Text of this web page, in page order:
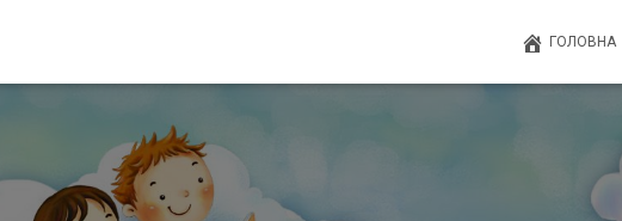
ГОЛОВНА